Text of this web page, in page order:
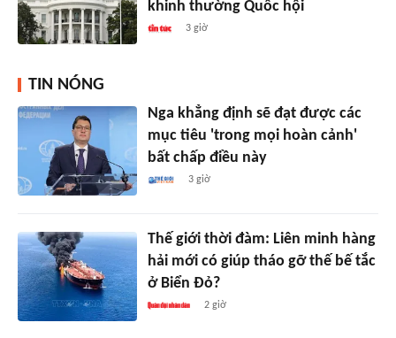
khinh thường Quốc hội
3 giờ
TIN NÓNG
Nga khẳng định sẽ đạt được các
mục tiêu 'trong mọi hoàn cảnh'
bất chấp điều này
3 giờ
Thế giới thời đàm: Liên minh hàng
hải mới có giúp tháo gỡ thế bế tắc
ở Biển Đỏ?
2 giờ